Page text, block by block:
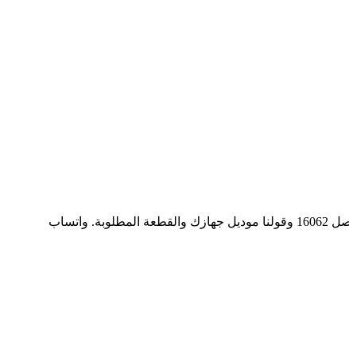
قطع غيار تكنوجاز الإيطالية الأصلية والبديلة عالية الجودة لكل البوتاجازات والأفران. القطع الشائعة في عربية الفني والنادرة بنطلبها بضمان. اتصل 16062 وقولنا موديل جهازك والقطعة المطلوبة. واتساب